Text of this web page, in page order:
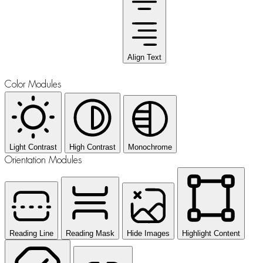
Align Text
Color Modules
Light Contrast High Contrast Monochrome
Orientation Modules
Reading Line Reading Mask Hide Images Highlight Content